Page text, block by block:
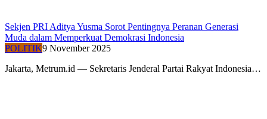
Sekjen PRI Aditya Yusma Sorot Pentingnya Peranan Generasi
Muda dalam Memperkuat Demokrasi Indonesia
POLITIK9 November 2025
Jakarta, Metrum.id — Sekretaris Jenderal Partai Rakyat Indonesia…